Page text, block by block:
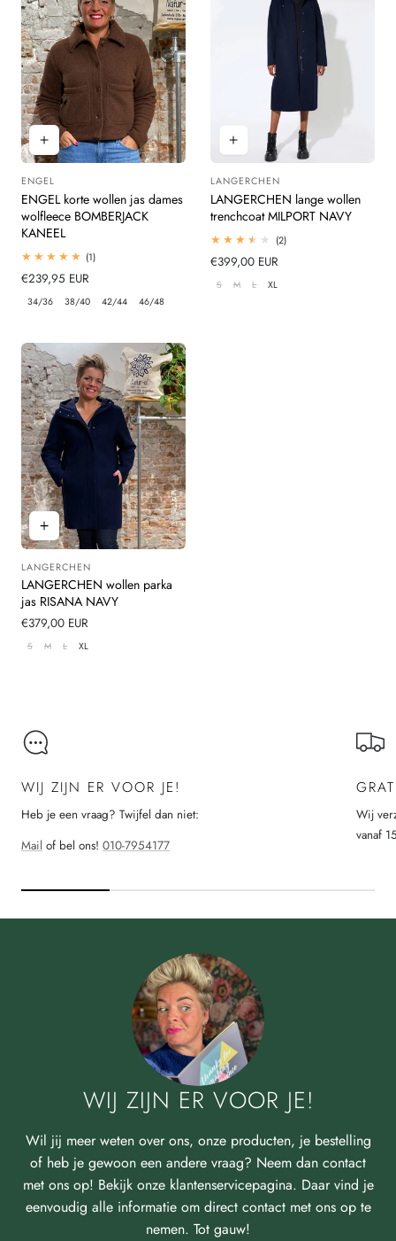
Leverancier:
ENGEL
ENGEL korte wollen jas dames
wolfleece BOMBERJACK
KANEEL
(1)1
Normale
prijs
€239,95 EUR
34/36 38/40 42/44 46/48
Leverancier:
LANGERCHEN
LANGERCHEN lange wollen
trenchcoat MILPORT NAVY
(2)2
Normale
prijs
€399,00 EUR
S M L XL
Leverancier:
LANGERCHEN
LANGERCHEN wollen parka
jas RISANA NAVY
Normale
prijs
€379,00 EUR
S M L XL
WIJ ZIJN ER VOOR JE!
Heb je een vraag? Twijfel dan niet:
Mail of bel ons! 010-7954177
Wij
vanaf
WIJ ZIJN ER VOOR JE!
Wil jij meer weten over ons, onze producten, je bestelling
of heb je gewoon een andere vraag? Neem dan contact
met ons op! Bekijk onze klantenservicepagina. Daar vind je
eenvoudig alle informatie om direct contact met ons op te
nemen. Tot gauw!